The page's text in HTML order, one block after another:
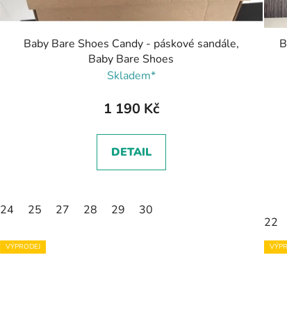
Baby Bare Shoes Candy - páskové sandále,
Baby Bare Shoes
Skladem*
1 190 Kč
DETAIL
24 25 27 28 29 30
22
VÝPRODEJ